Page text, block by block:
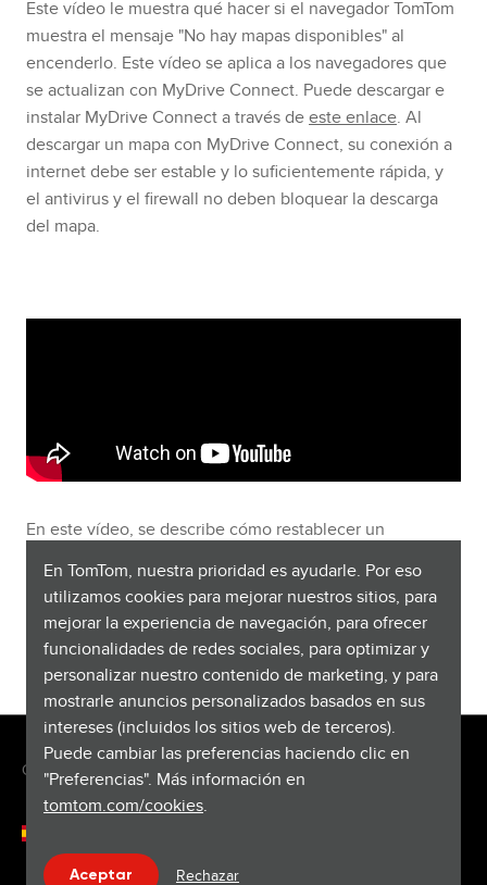
En TomTom, nuestra prioridad es ayudarle. Por eso
utilizamos cookies para mejorar nuestros sitios, para
mejorar la experiencia de navegación, para ofrecer
funcionalidades de redes sociales, para optimizar y
personalizar nuestro contenido de marketing, y para
mostrarle anuncios personalizados basados en sus
intereses (incluidos los sitios web de terceros).
Puede cambiar las preferencias haciendo clic en
"Preferencias". Más información en
tomtom.com/cookies.
Aceptar Rechazar
Este vídeo le muestra qué hacer si el navegador TomTom
muestra el mensaje "No hay mapas disponibles" al
encenderlo. Este vídeo se aplica a los navegadores que
se actualizan con MyDrive Connect. Puede descargar e
instalar MyDrive Connect a través deeste enlace. Al
descargar un mapa con MyDrive Connect, su conexión a
internet debe ser estable y lo suficientemente rápida, y
el antivirus y el firewall no deben bloquear la descarga
del mapa.
En este vídeo, se describe cómo restablecer un
cuando no funcione correctamente. Tenga en cuenta
que, al restablecer el navegador, no se eliminarán los
favoritos y las ubicaciones guardados.
Copyright © 2026 TomTom International BV. All rights reserved.